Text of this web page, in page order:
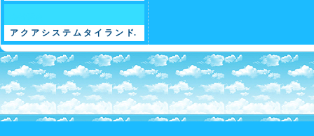
ア ク ア シ ス テ ム タ イ ラ ン ド.